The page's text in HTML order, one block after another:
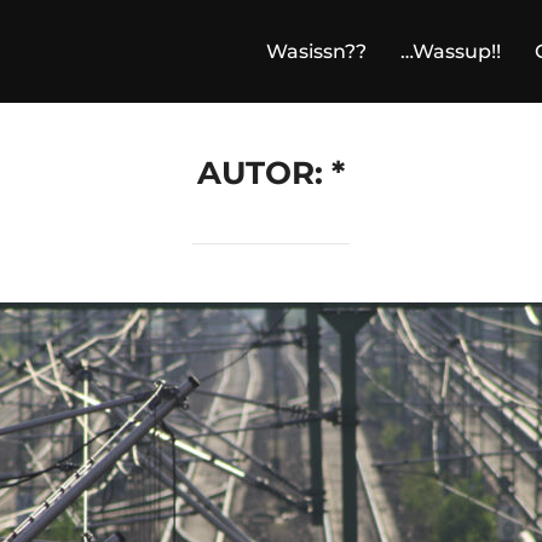
Wasissn?? …Wassup!!
AUTOR: *